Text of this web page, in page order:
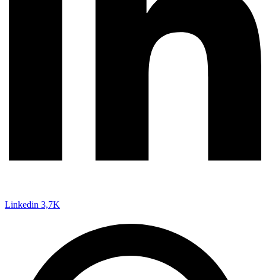
Linkedin 3,7K